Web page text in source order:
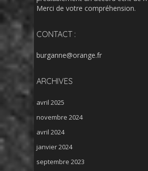
Merci de votre compréhension.
CONTACT :
burganne@orange.fr
ARCHIVES
avril 2025
novembre 2024
avril 2024
janvier 2024
septembre 2023